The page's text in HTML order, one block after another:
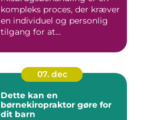
kompleks proces, der kræver
en individuel og personlig
tilgang for at...
07. dec
Dette kan en
børnekiropraktor gøre for
dit barn